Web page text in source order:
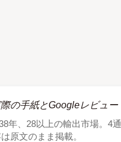
の手紙とGoogleレビュー
年、28以上の輸出市場。4
原文のまま掲載。